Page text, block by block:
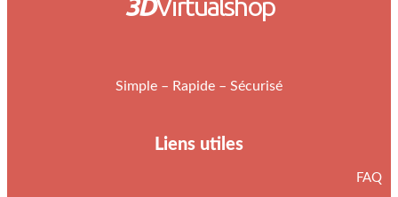
3DVirtualshop
Simple – Rapide – Sécurisé
Liens utiles
FAQ